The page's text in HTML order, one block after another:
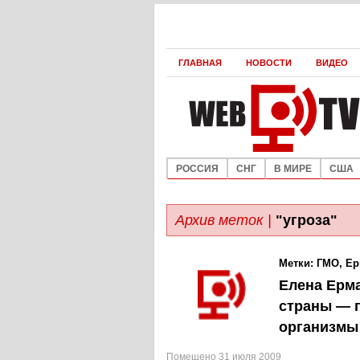
ГЛАВНАЯ НОВОСТИ ВИДЕО
РОССИЯ СНГ В МИРЕ США
Архив меток | "угроза"
Метки: ГМО,
Елена
страны —
организмы
Помещено 31 июля 2009